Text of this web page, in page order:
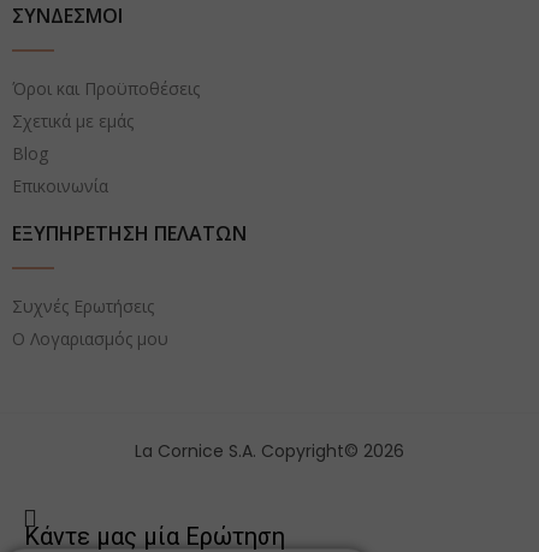
ΣΥΝΔΕΣΜΟΙ
Όροι και Προϋποθέσεις
Σχετικά με εμάς
Blog
Επικοινωνία
ΕΞΥΠΗΡΕΤΗΣΗ ΠΕΛΑΤΩΝ
Συχνές Ερωτήσεις
Ο Λογαριασμός μου
La Cornice S.A. Copyright© 2026
Κάντε μας μία Ερώτηση